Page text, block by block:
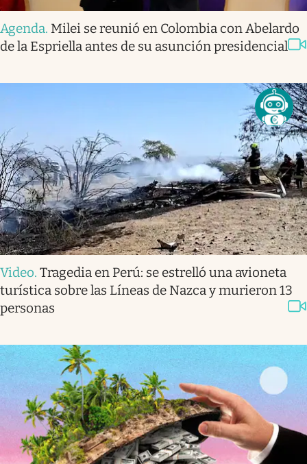
Agenda. Milei se reunió en Colombia con Abelardo
de la Espriella antes de su asunción presidencial
Video. Tragedia en Perú: se estrelló una avioneta
turística sobre las Líneas de Nazca y murieron 13
personas